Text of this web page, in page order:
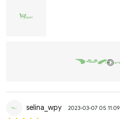
selina_wpy 2023-03-07 05:11:09